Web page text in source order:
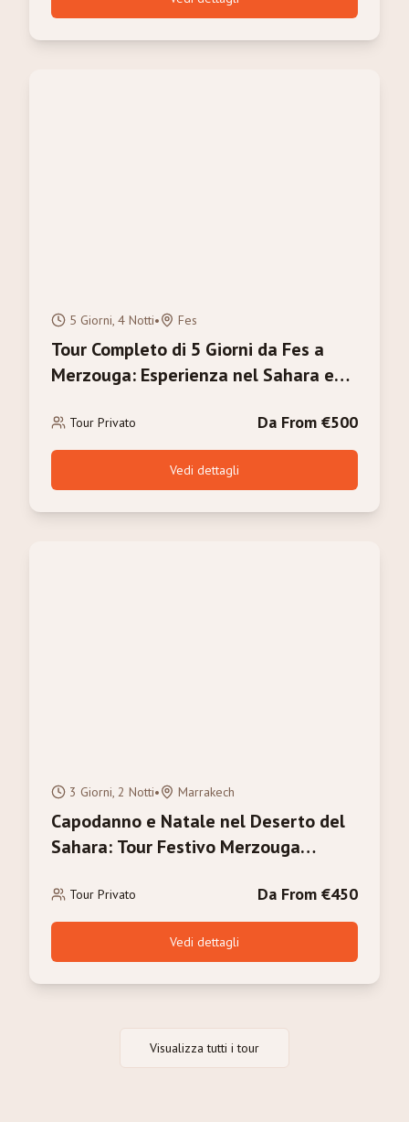
5 Giorni, 4 Notti• Fes
Tour Completo di 5 Giorni da Fes a
Merzouga: Esperienza nel Sahara e
Tour Privato Da From €500
Vedi dettagli
3 Giorni, 2 Notti• Marrakech
Capodanno e Natale nel Deserto del
Sahara: Tour Festivo Merzouga
Tour Privato Da From €450
Vedi dettagli
Visualizza tutti i tour